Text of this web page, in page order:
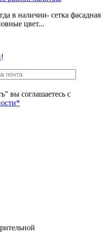
в наличии- сетка фасадная
цвет...
!
вы соглашаетесь с